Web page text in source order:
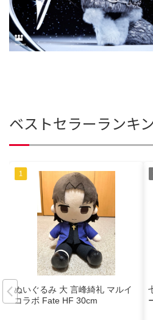
ベストセラーランキ
ぬいぐるみ 大 言峰綺礼 マルイ
コラボ Fate HF 30cm